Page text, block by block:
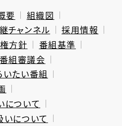
要
組織図
チャンネル
採用情報
方針
番組基準
組審議会
たい番組
について
について